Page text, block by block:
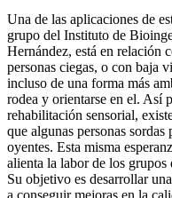
Una de las aplicaciones de
grupo del Instituto de
Hernández, está en relación
personas ciegas, o con baja
incluso de una forma más
rodea y orientarse en el. Así
rehabilitación sensorial,
que algunas personas
oyentes. Esta misma
alienta la labor de los grupos
Su objetivo es desarrollar
a conseguir mejoras en la